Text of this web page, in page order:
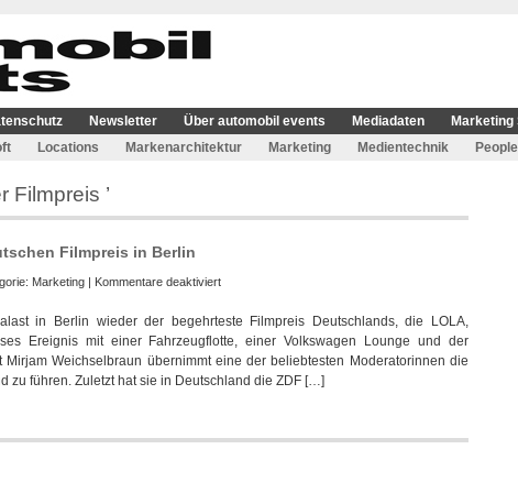
Newsletter Über automobil events Mediadaten Marketing
Locations Markenarchitektur Marketing Medientechnik People
Filmpreis ’
Filmpreis in Berlin
Marketing | Kommentare deaktiviertfür
und
Currywurst
beim
Deutschen
Berlin
in Berlin wieder der begehrteste Filmpreis Deutschlands, die LOLA,
Ereignis mit einer Fahrzeugflotte, einer Volkswagen Lounge und der
Mirjam Weichselbraun übernimmt eine der beliebtesten Moderatorinnen die
zu führen. Zuletzt hat sie in Deutschland die ZDF […]